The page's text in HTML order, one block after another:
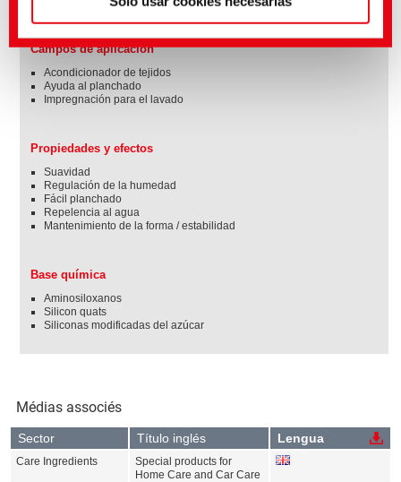
Campos de aplicación
Acondicionador de tejidos
Ayuda al planchado
Impregnación para el lavado
Propiedades y efectos
Suavidad
Regulación de la humedad
Fácil planchado
Repelencia al agua
Mantenimiento de la forma / estabilidad
Base química
Aminosiloxanos
Silicon quats
Siliconas modificadas del azúcar
Médias associés
Sector Título inglés Lengua
Care Ingredients
Special products for
Home Care and Car Care